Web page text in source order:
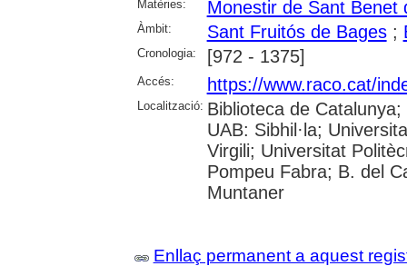
Matèries: Monestir de Sant Benet
Àmbit: Sant Fruitós de Bages;
Cronologia: [972 - 1375]
Accés: https://www.raco.cat/
Localització: Biblioteca de
UAB: Sibhil·la;
Virgili; Universitat
Pompeu Fabra; B. del
Muntaner
Enllaç permanent a aquest